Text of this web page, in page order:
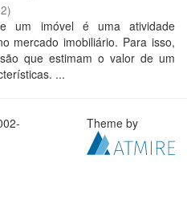
)
um imóvel é uma atividade
mercado imobiliário. Para isso,
que estimam o valor de um
...
Theme by